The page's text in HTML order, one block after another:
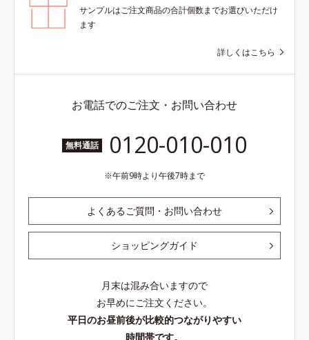
サンプルはご注文商品の合計個数までお選びいただけ
ます
詳しくはこちら
お電話でのご注文・お問い合わせ
無料通話 0120-010-010
午前9時より午後7時まで
よくあるご質問・お問い合わせ
ショッピングガイド
月末は混み合いますので
お早めにご注文ください。
平日のお昼前後が比較的つながりやすい
時間帯です。